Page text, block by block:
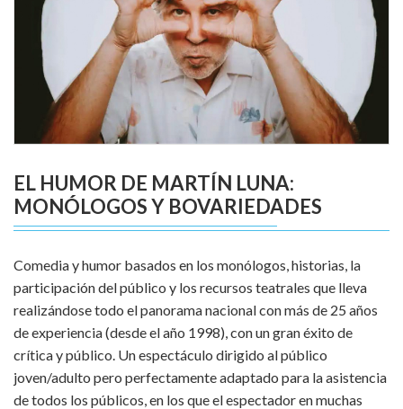
EL HUMOR DE MARTÍN LUNA:
MONÓLOGOS Y BOVARIEDADES
Comedia y humor basados en los monólogos, historias, la
participación del público y los recursos teatrales que lleva
realizándose todo el panorama nacional con más de 25 años
de experiencia (desde el año 1998), con un gran éxito de
crítica y público. Un espectáculo dirigido al público
joven/adulto pero perfectamente adaptado para la asistencia
de todos los públicos, en los que el espectador en muchas